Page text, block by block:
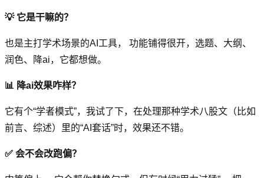
💡 它是干嘛的？
也是主打学术场景的AI工具， 功能铺得很开，选题、大纲、
润色、降ai，它都想做。
📊 降ai效果咋样？
它有个“学者模式”，我试了下，在处理那种学术八股文（比如
前言、综述）里的“AI套话”时，效果还不错。
✅ 会不会改跑偏？